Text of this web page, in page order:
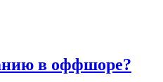
в оффшоре?